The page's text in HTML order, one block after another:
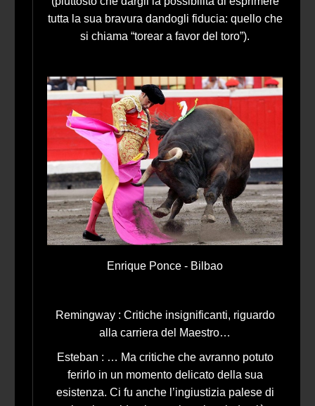
tutta la sua bravura dandogli fiducia: quello che
si chiama “torear a favor del toro”).
Enrique Ponce - Bilbao
Remingway : Critiche insignificanti, riguardo
alla carriera del Maestro…
Esteban : … Ma critiche che avranno potuto
ferirlo in un momento delicato della sua
esistenza. Ci fu anche l’ingiustizia palese di